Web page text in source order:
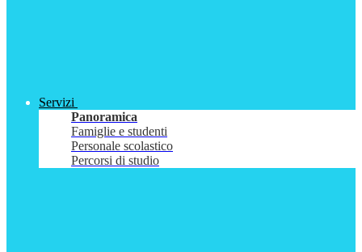
Servizi
Panoramica
Famiglie e studenti
Personale scolastico
Percorsi di studio